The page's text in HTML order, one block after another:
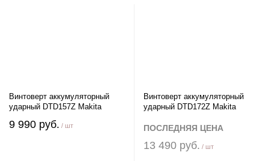
Винтоверт аккумуляторный
ударный DTD157Z Makita
9 990 руб. / шт
Винтоверт аккумуляторный
ударный DTD172Z Makita
ПОСЛЕДНЯЯ ЦЕНА
13 490 руб. / шт